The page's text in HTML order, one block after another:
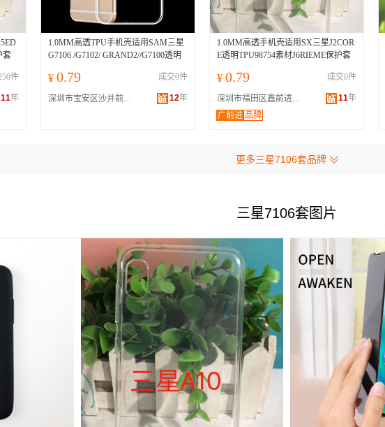
套
件
11年
1.0MM高透TPU手机壳适用SAM三星
G7106 /G7102/ GRAND2//G7100透明
¥ 0.79 成交0件
深圳市宝安区沙井前进商贸商行 12年
1.0MM高透手机壳适用SX三星J2COR
E透明TPU98754素材J6RIEME保护套
¥ 0.79 成交0件
深圳市福田区鑫前进手机数码配件商行 11年
广前进 品牌
更多三星7106套品牌
三星7106套图片